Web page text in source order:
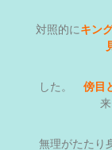
対照的にキン
した。 傍目
無理がたたり